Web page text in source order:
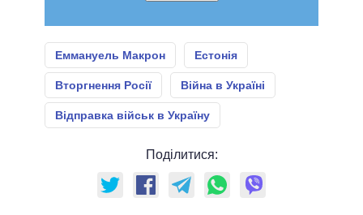
Еммануель Макрон Естонія
Вторгнення Росії Війна в Україні
Відправка військ в Україну
Поділитися: